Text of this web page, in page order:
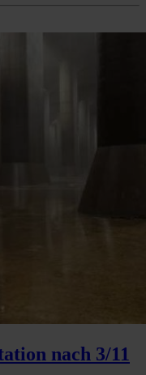
nach 3/11